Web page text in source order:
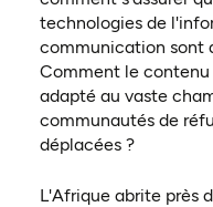
technologies de
communication sont
Comment le
adapté au vaste
communautés de
déplacées ?
L'Afrique abrite près